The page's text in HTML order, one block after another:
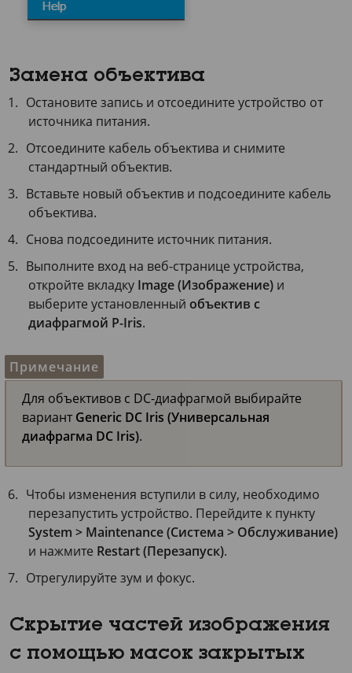
Замена объектива
Остановите запись и отсоедините устройство от
источника питания.
Отсоедините кабель объектива и снимите
стандартный объектив.
Вставьте новый объектив и подсоедините кабель
объектива.
Снова подсоедините источник питания.
Выполните вход на веб-странице устройства,
откройте вкладку Image (Изображение) и
выберите установленный объектив с
диафрагмой P-Iris.
Примечание
Для объективов с DC-диафрагмой выбирайте
вариант Generic DC Iris (Универсальная
диафрагма DC Iris).
Чтобы изменения вступили в силу, необходимо
перезапустить устройство. Перейдите к пункту
System > Maintenance (Система > Обслуживание)
и нажмите Restart (Перезапуск).
Отрегулируйте зум и фокус.
Скрытие частей изображения
с помощью масок закрытых